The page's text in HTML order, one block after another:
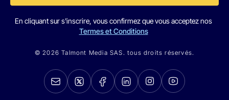
En cliquant sur s'inscrire, vous confirmez que vous acceptez nos
Termes et Conditions
© 2026 Talmont Media SAS. tous droits réservés.